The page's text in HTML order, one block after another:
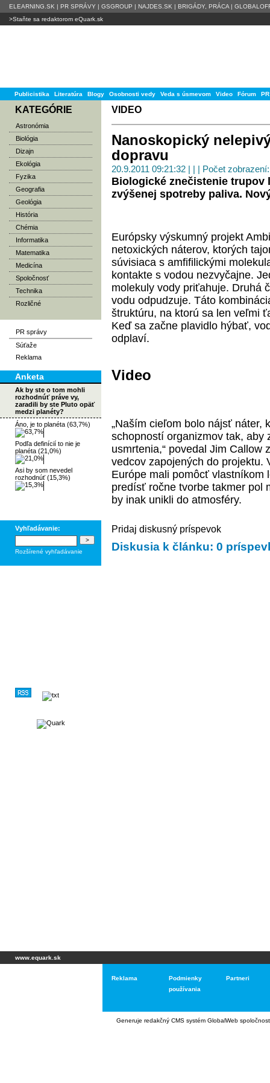
ELEARNING.SK | PR SPRÁVY | GSGROUP | NAJDES.SK | BRIGÁDY, PRÁCA |
>Staňte sa redaktorom eQuark.sk
Publicistika Literatúra Blogy Osobnosti vedy Veda s úsmevom Video Fórum
KATEGÓRIE
Astronómia
Biológia
Dizajn
Ekológia
Fyzika
Geografia
Geológia
História
Chémia
Informatika
Matematika
Medicína
Spoločnosť
Technika
Rozličné
PR správy
Súťaže
Reklama
Anketa
Ak by ste o tom mohli
rozhodnúť práve vy,
zaradili by ste Pluto opäť
medzi planéty?
Áno, je to planéta (63,7%)
Podľa definícií to nie je
planéta (21,0%)
Asi by som nevedel
rozhodnúť (15,3%)
Vyhľadávanie:
Rozšírené vyhľadávanie
VIDEO
Nanoskopický
dopravu
20.9.2011 09:21:32 | | | Počet
Biologické znečistenie trupov
zvýšenej spotreby paliva.
Európsky výskumný projekt
netoxických náterov, ktorých
súvisiaca s amfifilickými
kontakte s vodou nezvyčajne.
molekuly vody priťahuje. Druhá
vodu odpudzuje. Táto
štruktúru, na ktorú sa len veľmi
Keď sa začne plavidlo hýbať,
odplaví.
Video
„Naším cieľom bolo nájsť náter,
schopností organizmov tak, aby
usmrtenia,“ povedal Jim Callow
vedcov zapojených do projektu.
Európe mali pomôcť vlastníkom
predísť ročne tvorbe takmer pol
by inak unikli do atmosféry.
Pridaj diskusný príspevok
Diskusia k článku: 0
www.equark.sk
Reklama
Podmienky
používania
Partneri
Generuje redakčný CMS systém GlobalWeb